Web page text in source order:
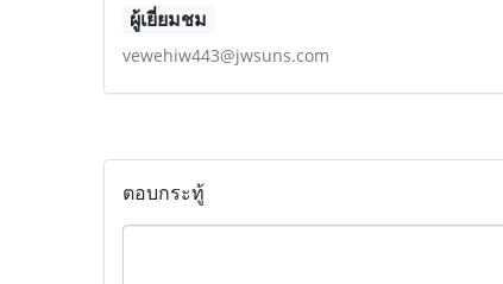
ผู้เยี่ยมชม
vewehiw443@jwsuns.com
ตอบกระทู้